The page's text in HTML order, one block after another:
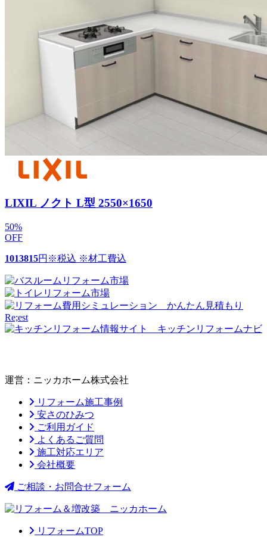
LIXIL ノクト L型 2550×1650
50%
OFF
1013815円 ※税込 ※材工費込
運営：ニッカホーム株式会社
リフォーム施工事例
安さのひみつ
ご利用ガイド
よくあるご質問
施工対応エリア
会社概要
ご相談・お問合せフォーム
リフォームTOP